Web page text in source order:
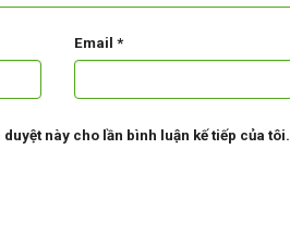
Email *
này cho lần bình luận kế tiếp của tôi.